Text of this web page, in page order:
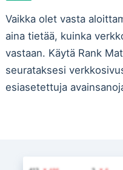
Vaikka olet vasta
aina tietää, kuinka
vastaan. Käytä Rank
seurataksesi
esiasetettuja